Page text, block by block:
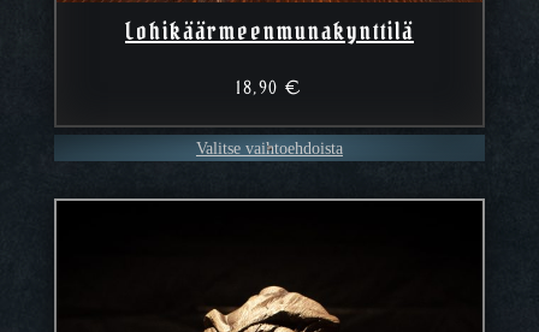
Lohikäärmeenmunakynttilä
18,90€
Valitse vaihtoehdoista